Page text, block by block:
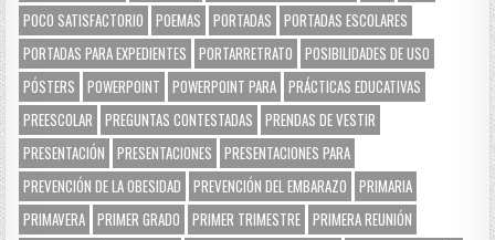
POCO SATISFACTORIO
POEMAS PORTADAS
PORTADAS ESCOLARES
PORTADAS PARA EXPEDIENTES
PORTARRETRATO
POSIBILIDADES DE USO
PÓSTERS
POWERPOINT POWERPOINT PARA PRÁCTICAS EDUCATIVAS
PREESCOLAR
PREGUNTAS CONTESTADAS
PRENDAS DE VESTIR
PRESENTACIÓN
PRESENTACIONES
PRESENTACIONES PARA
PREVENCIÓN DE LA OBESIDAD
PREVENCIÓN DEL EMBARAZO
PRIMARIA
PRIMAVERA PRIMER GRADO PRIMER TRIMESTRE PRIMERA REUNIÓN